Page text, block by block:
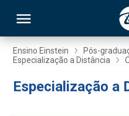
Ensino Einstein Pós-
Especialização a Distância
Especialização a